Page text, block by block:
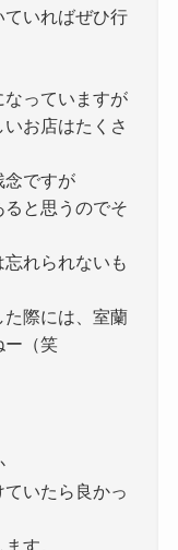
ていればぜひ行
っていますが
お店はたくさ
念ですが
と思うのでそ
れられないも
際には、室蘭
ー（笑
いたら良かっ
す。